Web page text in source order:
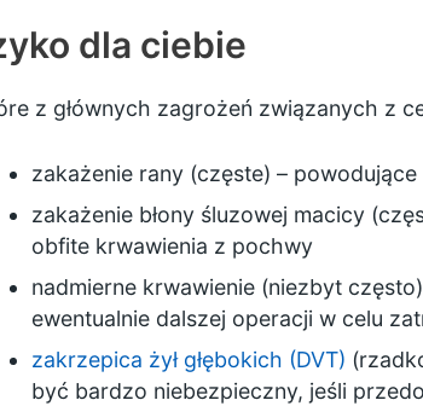
dla ciebie
z głównych zagrożeń związanych z
zakażenie rany (częste) –
zakażenie błony śluzowej macicy
obfite krwawienia z pochwy
nadmierne krwawienie (niezbyt
ewentualnie dalszej operacji w celu
zakrzepica żył głębokich (DVT)
być bardzo niebezpieczny, jeśli